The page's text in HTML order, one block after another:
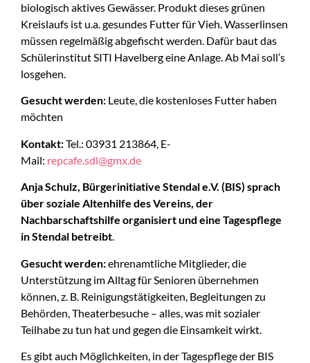
biologisch aktives Gewässer. Produkt dieses grünen
Kreislaufs ist u.a. gesundes Futter für Vieh. Wasserlinsen
müssen regelmäßig abgefischt werden. Dafür baut das
Schülerinstitut SITI Havelberg eine Anlage. Ab Mai soll’s
losgehen.
Gesucht werden: Leute, die kostenloses Futter haben
möchten
Kontakt:Tel.: 03931 213864, E-
Mail: repcafe.sdl@gmx.de
Anja Schulz, Bürgerinitiative Stendal e.V. (BIS) sprach
über soziale Altenhilfe des Vereins, der
Nachbarschaftshilfe organisiert und eine Tagespflege
in Stendal betreibt.
Gesucht werden:ehrenamtliche Mitglieder, die
Unterstützung im Alltag für Senioren übernehmen
können, z. B. Reinigungstätigkeiten, Begleitungen zu
Behörden, Theaterbesuche – alles, was mit sozialer
Teilhabe zu tun hat und gegen die Einsamkeit wirkt.
Es gibt auch Möglichkeiten, in der Tagespflege der BIS